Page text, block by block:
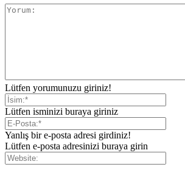
Lütfen yorumunuzu giriniz!
Lütfen isminizi buraya giriniz
Yanlış bir e-posta adresi girdiniz!
Lütfen e-posta adresinizi buraya girin